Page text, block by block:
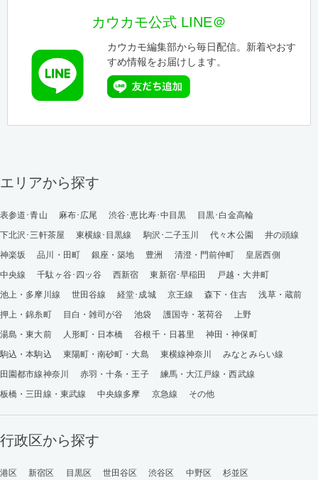
カウカモ公式 LINE＠
カウカモ編集部から毎日配信。新着やおす
すめ情報をお届けします。
エリアから探す
表参道･青山 麻布･広尾 渋谷･恵比寿･中目黒
目黒･白金高輪
下北沢･三軒茶屋
東横線･目黒線 駒沢･二子玉川 代々木公園
井の頭線
神楽坂
品川・田町 銀座・築地 豊洲 清澄・門前仲町
皇居西側
中央線
千駄ヶ谷･四ッ谷 西新宿 東新宿･早稲田
戸越・大井町
池上・多摩川線
世田谷線 経堂･成城 京王線 森下・住吉
浅草・蔵前
押上・錦糸町
目白・雑司が谷 池袋 護国寺・茗荷谷
上野
湯島・東大前
人形町・日本橋 谷根千・日暮里
神田・神保町
駒込・本駒込
東陽町・南砂町・大島 東横線神奈川
みなとみらい線
田園都市線神奈川
赤羽・十条・王子
練馬・大江戸線・西武線
板橋・三田線・東武線
中央線多摩 京急線 その他
行政区から探す
港区 新宿区 目黒区 世田谷区 渋谷区 中野区 杉並区